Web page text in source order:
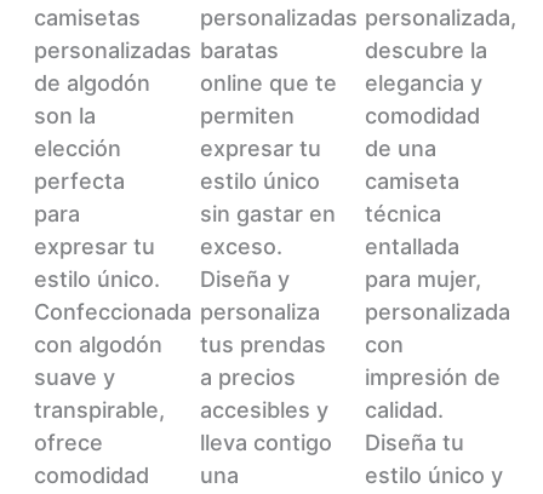
producto
tiene
múltiples
variantes.
Las
opciones
se
pueden
elegir
en
la
página
de
producto
camisetas
personalizadas
de algodón
son la
elección
perfecta
para
expresar tu
estilo único.
Confeccionada
con algodón
suave y
transpirable,
ofrece
comodidad
tiene
múltiples
variantes.
Las
opciones
se
pueden
elegir
en
la
página
de
producto
personalizadas
baratas
online que te
permiten
expresar tu
estilo único
sin gastar en
exceso.
Diseña y
personaliza
tus prendas
a precios
accesibles y
lleva contigo
una
tiene
múltiples
variantes.
Las
opciones
se
pueden
elegir
en
la
página
de
producto
personalizada,
descubre la
elegancia y
comodidad
de una
camiseta
técnica
entallada
para mujer,
personalizada
con
impresión de
calidad.
Diseña tu
estilo único y